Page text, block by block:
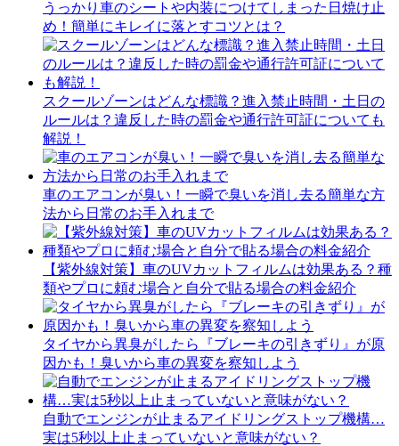
うっかり車のシートや内装につけてしまった日焼け止
め！簡単にキレイに落とすコツとは？
スクールゾーンはどんな標識？進入禁止時間・土日の
ルールは？違反した時の罰金や通行許可証についても
解説！
車のエアコンが臭い！一瞬で臭いを消し去る簡単な方
法から日常のお手入れまで
【紫外線対策】車のUVカットフィルムは効果ある？種
類やプロに頼む場合と自分で貼る場合の料金紹介
タイヤから異臭がしたら『ブレーキの引きずり』が原
因かも！臭いから車の異変を察知しよう
自動でエンジンが止まるアイドリングストップ機構…
実は5秒以上止まっていないと意味がない？